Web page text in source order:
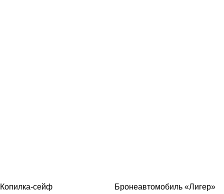
Копилка-сейф
Бронеавтомобиль «Лигер»